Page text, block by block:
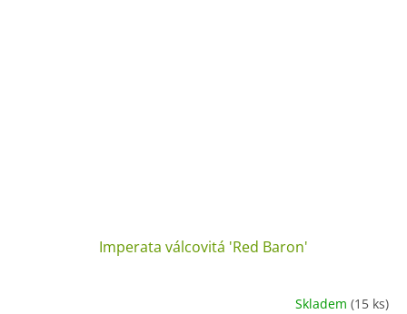
Imperata válcovitá 'Red Baron'
Skladem (15 ks)